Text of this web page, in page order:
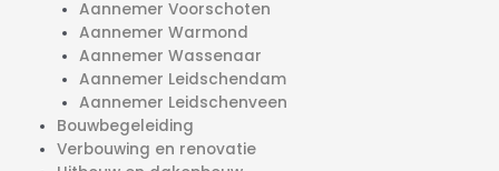
Aannemer Voorschoten
Aannemer Warmond
Aannemer Wassenaar
Aannemer Leidschendam
Aannemer Leidschenveen
Bouwbegeleiding
Verbouwing en renovatie